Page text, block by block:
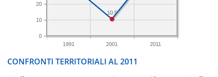
1991 2001 2011
0
10
20
10.5
CONFRONTI TERRITORIALI AL 2011